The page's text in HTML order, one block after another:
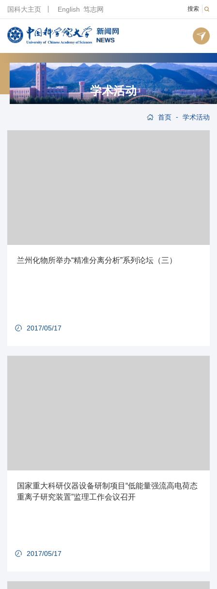
搜索
国科大主页 English 笃志网
学术活动
首页 - 学术活动
兰州化物所举办“精准分离分析”系列论坛（三）
2017/05/17
国家重大科研仪器设备研制项目“低能量强流高电荷态
重离子研究装置”监理工作会议召开
2017/05/17